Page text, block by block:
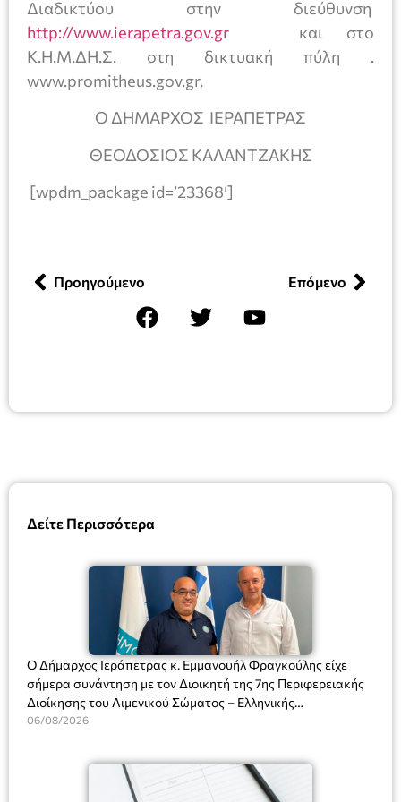
Δείτε Περισσότερα
Ο Δήμαρχος Ιεράπετρας κ. Εμμανουήλ Φραγκούλης είχε
σήμερα συνάντηση με τον Διοικητή της 7ης Περιφερειακής
Διοίκησης του Λιμενικού Σώματος – Ελληνικής
Ακτοφυλακής (Λ.Σ.-ΕΛ.ΑΚΤ.), Αρχιπλοίαρχο Λ.Σ. κ. Ιωάννη
06/08/2026
Διαδικτύου στην διεύθυνση
http://www.ierapetra.gov.gr και στο
Κ.Η.Μ.ΔΗ.Σ. στη δικτυακή πύλη .
www.promitheus.gov.gr.
Ο ΔΗΜΑΡΧΟΣ ΙΕΡΑΠΕΤΡΑΣ
ΘΕΟΔΟΣΙΟΣ ΚΑΛΑΝΤΖΑΚΗΣ
[wpdm_package id=’23368′]
Προηγούμενο Επόμενο